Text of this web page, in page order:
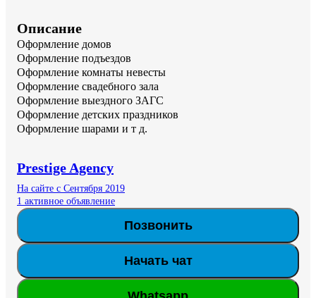
Описание
Оформление домов
Оформление подъездов
Оформление комнаты невесты
Оформление свадебного зала
Оформление выездного ЗАГС
Оформление детских праздников
Оформление шарами и т д.
Prestige Agency
На сайте с Сентября 2019
1 активное объявление
Позвонить
Начать чат